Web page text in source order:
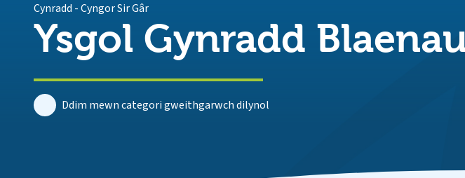
Cynradd -Cyngor Sir Gâr
Ysgol Gynradd
Ddim mewn categori gweithgarwch dilynol